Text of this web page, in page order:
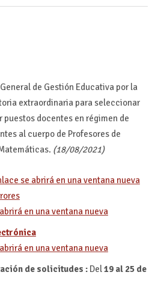
de Gestión Educativa por la
extraordinaria para seleccionar
puestos docentes en régimen de
al cuerpo de Profesores de
(18/08/2021)
de solicitudes :Del19 al 25 de